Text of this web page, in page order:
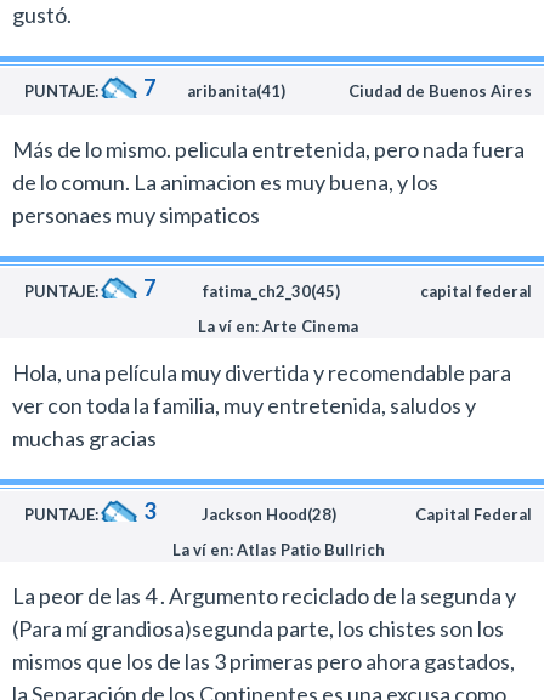
gustó.
PUNTAJE: 7 aribanita(41) Ciudad de Buenos Aires
Más de lo mismo. pelicula entretenida, pero nada fuera
de lo comun. La animacion es muy buena, y los
personaes muy simpaticos
PUNTAJE: 7 fatima_ch2_30(45)
capital federal
La ví en: Arte Cinema
Hola, una película muy divertida y recomendable para
ver con toda la familia, muy entretenida, saludos y
muchas gracias
PUNTAJE: 3 Jackson Hood(28)
Capital Federal
La ví en: Atlas Patio Bullrich
La peor de las 4 . Argumento reciclado de la segunda y
(Para mí grandiosa)segunda parte, los chistes son los
mismos que los de las 3 primeras pero ahora gastados,
la Separación de los Continentes es una excusa como